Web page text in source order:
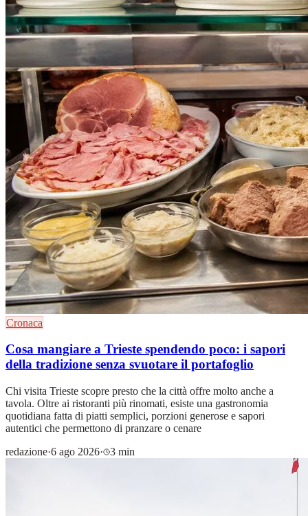
Cronaca
Cosa mangiare a Trieste spendendo poco: i sapori
della tradizione senza svuotare il portafoglio
Chi visita Trieste scopre presto che la città offre molto anche a
tavola. Oltre ai ristoranti più rinomati, esiste una gastronomia
quotidiana fatta di piatti semplici, porzioni generose e sapori
autentici che permettono di pranzare o cenare
redazione·6 ago 2026· 3 min